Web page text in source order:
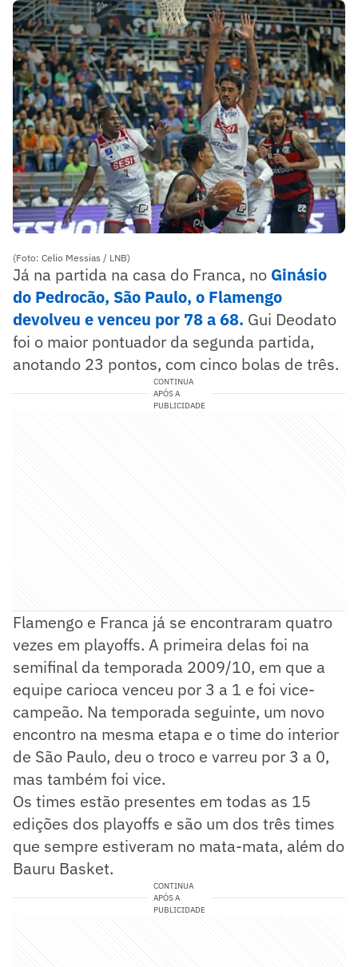
(Foto: Celio Messias / LNB)
Já na partida na casa do Franca, no Ginásio
do Pedrocão, São Paulo, o Flamengo
devolveu e venceu por 78 a 68. Gui Deodato
foi o maior pontuador da segunda partida,
anotando 23 pontos, com cinco bolas de três.
CONTINUA
APÓS A
PUBLICIDADE
Flamengo e Franca já se encontraram quatro
vezes em playoffs. A primeira delas foi na
semifinal da temporada 2009/10, em que a
equipe carioca venceu por 3 a 1 e foi vice-
campeão. Na temporada seguinte, um novo
encontro na mesma etapa e o time do interior
de São Paulo, deu o troco e varreu por 3 a 0,
mas também foi vice.
Os times estão presentes em todas as 15
edições dos playoffs e são um dos três times
que sempre estiveram no mata-mata, além do
Bauru Basket.
CONTINUA
APÓS A
PUBLICIDADE